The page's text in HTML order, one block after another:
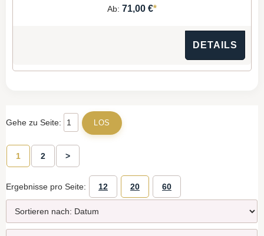
Ab: 71,00 €*
DETAILS
Gehe zu Seite:
1 2 >
Ergebnisse pro Seite: 12 20 60